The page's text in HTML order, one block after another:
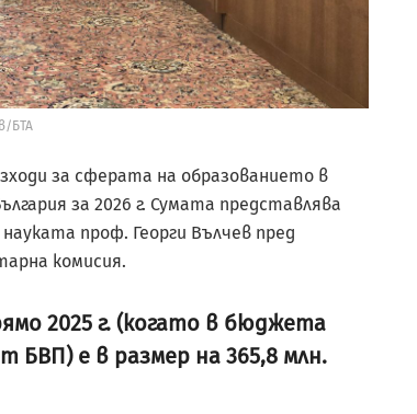
БТА
за сферата на образованието в
за 2026 г. Сумата представлява
проф. Георги Вълчев пред
комисия.
2025 г. (когато в бюджета
БВП) е в размер на 365,8 млн.